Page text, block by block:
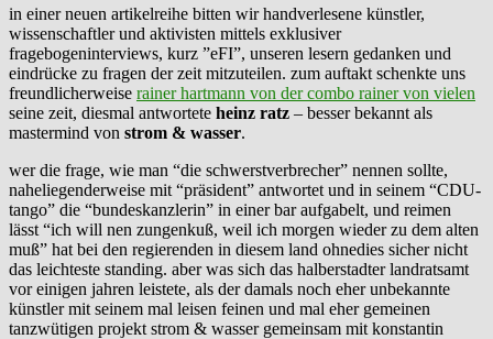
in einer neuen artikelreihe bitten wir handverlesene künstler,
wissenschaftler und aktivisten mittels exklusiver
fragebogeninterviews, kurz ”eFI”, unseren lesern gedanken und
eindrücke zu fragen der zeit mitzuteilen. zum auftakt schenkte uns
freundlicherweise rainer hartmann von der combo rainer von vielen
seine zeit, diesmal antwortete heinz ratz – besser bekannt als
mastermind von strom & wasser.
wer die frage, wie man “die schwerstverbrecher” nennen sollte,
naheliegenderweise mit “präsident” antwortet und in seinem “CDU-
tango” die “bundeskanzlerin” in einer bar aufgabelt, und reimen
lässt “ich will nen zungenkuß, weil ich morgen wieder zu dem alten
muß” hat bei den regierenden in diesem land ohnedies sicher nicht
das leichteste standing. aber was sich das halberstadter landratsamt
vor einigen jahren leistete, als der damals noch eher unbekannte
künstler mit seinem mal leisen feinen und mal eher gemeinen
tanzwütigen projekt strom & wasser gemeinsam mit konstantin